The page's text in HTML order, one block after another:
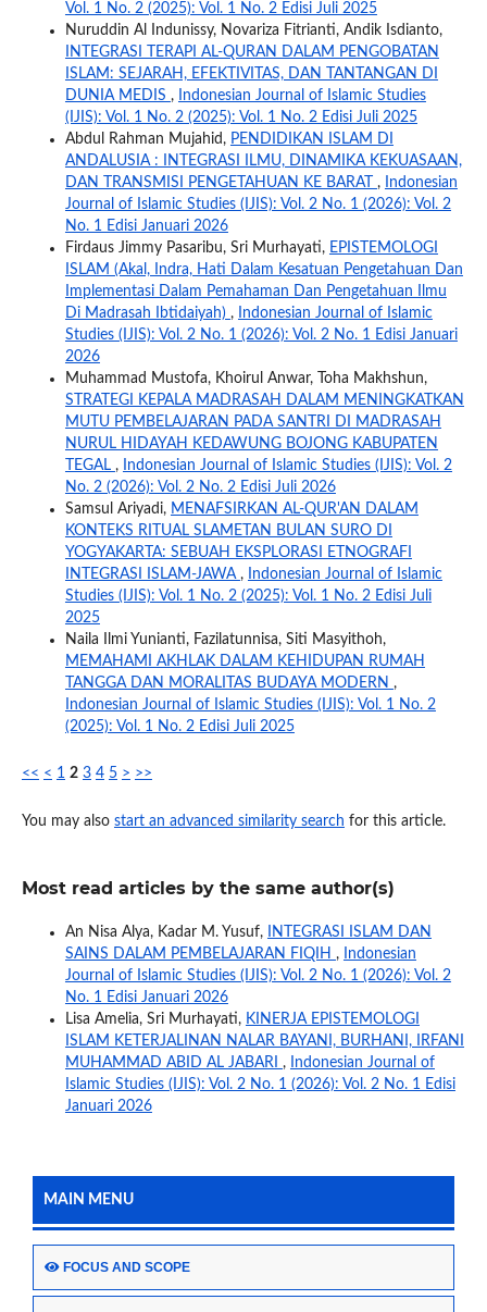
Vol. 1 No. 2 (2025): Vol. 1 No. 2 Edisi Juli 2025
Nuruddin Al Indunissy, Novariza Fitrianti, Andik Isdianto,
INTEGRASI TERAPI AL-QURAN DALAM PENGOBATAN
ISLAM: SEJARAH, EFEKTIVITAS, DAN TANTANGAN DI
DUNIA MEDIS ,
Indonesian Journal of Islamic Studies
(IJIS): Vol. 1 No. 2 (2025): Vol. 1 No. 2 Edisi Juli 2025
Abdul Rahman Mujahid, PENDIDIKAN ISLAM DI
ANDALUSIA : INTEGRASI ILMU, DINAMIKA KEKUASAAN,
DAN TRANSMISI PENGETAHUAN KE BARAT ,
Indonesian
Journal of Islamic Studies (IJIS): Vol. 2 No. 1 (2026): Vol. 2
No. 1 Edisi Januari 2026
Firdaus Jimmy Pasaribu, Sri Murhayati, EPISTEMOLOGI
ISLAM (Akal, Indra, Hati Dalam Kesatuan Pengetahuan Dan
Implementasi Dalam Pemahaman Dan Pengetahuan Ilmu
Di Madrasah Ibtidaiyah) ,
Indonesian Journal of Islamic
Studies (IJIS): Vol. 2 No. 1 (2026): Vol. 2 No. 1 Edisi Januari
2026
Muhammad Mustofa, Khoirul Anwar, Toha Makhshun,
STRATEGI KEPALA MADRASAH DALAM MENINGKATKAN
MUTU PEMBELAJARAN PADA SANTRI DI MADRASAH
NURUL HIDAYAH KEDAWUNG BOJONG KABUPATEN
TEGAL ,
Indonesian Journal of Islamic Studies (IJIS): Vol. 2
No. 2 (2026): Vol. 2 No. 2 Edisi Juli 2026
Samsul Ariyadi, MENAFSIRKAN AL-QUR'AN DALAM
KONTEKS RITUAL SLAMETAN BULAN SURO DI
YOGYAKARTA: SEBUAH EKSPLORASI ETNOGRAFI
INTEGRASI ISLAM-JAWA ,
Indonesian Journal of Islamic
Studies (IJIS): Vol. 1 No. 2 (2025): Vol. 1 No. 2 Edisi Juli
2025
Naila Ilmi Yunianti, Fazilatunnisa, Siti Masyithoh,
MEMAHAMI AKHLAK DALAM KEHIDUPAN RUMAH
TANGGA DAN MORALITAS BUDAYA MODERN ,
Indonesian Journal of Islamic Studies (IJIS): Vol. 1 No. 2
(2025): Vol. 1 No. 2 Edisi Juli 2025
<< < 1 2 3 4 5 > >>
You may also start an advanced similarity search for this article.
Most read articles by the same author(s)
An Nisa Alya, Kadar M. Yusuf,
INTEGRASI ISLAM DAN
SAINS DALAM PEMBELAJARAN FIQIH ,
Indonesian
Journal of Islamic Studies (IJIS): Vol. 2 No. 1 (2026): Vol. 2
No. 1 Edisi Januari 2026
Lisa Amelia, Sri Murhayati, KINERJA EPISTEMOLOGI
ISLAM KETERJALINAN NALAR BAYANI, BURHANI, IRFANI
MUHAMMAD ABID AL JABARI ,
Indonesian Journal of
Islamic Studies (IJIS): Vol. 2 No. 1 (2026): Vol. 2 No. 1 Edisi
Januari 2026
MAIN MENU
FOCUS AND SCOPE